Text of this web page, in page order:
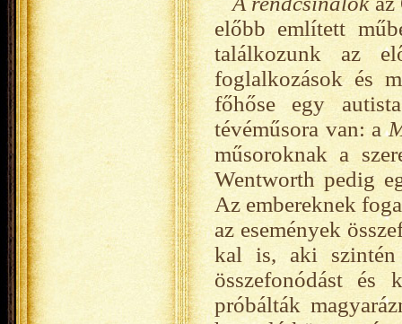
előbb említett
találkozunk az
foglalkozások és
főhőse egy
tévéműsora van: a
műsoroknak a
Wentworth pedig
Az embereknek
az események
kal is, aki szintén
összefonódást és
próbálták